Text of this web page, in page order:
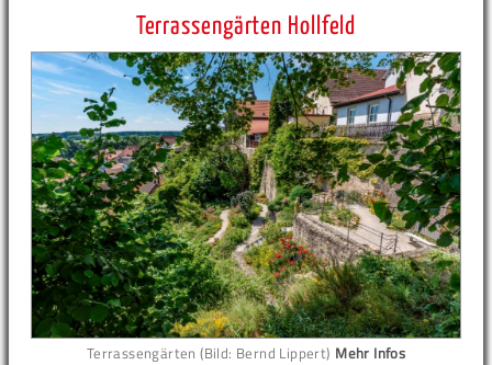
Terrassengärten Hollfeld
Terrassengärten (Bild: Bernd Lippert) Mehr Infos